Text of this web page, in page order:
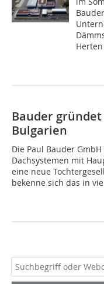
Bauder
Bulgarien
Die Paul Bauder
Dachsystemen mit
eine neue
bekenne sich das in